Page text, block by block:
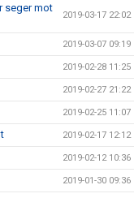
seger mot
2019-03-17 22:02
2019-03-07 09:19
2019-02-28 11:25
2019-02-27 21:22
2019-02-25 11:07
2019-02-17 12:12
2019-02-12 10:36
2019-01-30 09:36